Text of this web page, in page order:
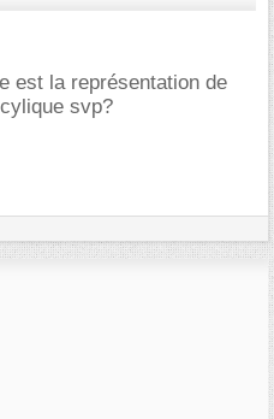
est la représentation de
svp?